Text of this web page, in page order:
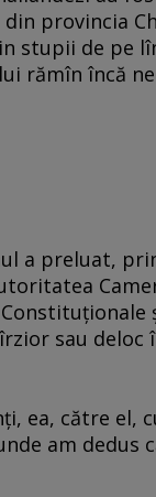
provincia
stupii de pe
rămîn încă
a preluat,
sau
ea, către el,
am